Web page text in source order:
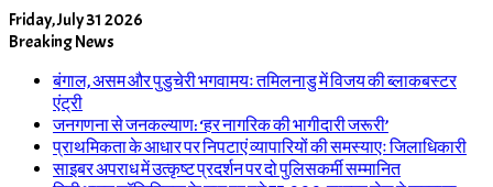
Friday, July 31 2026
Breaking News
बंगाल, असम और पुडुचेरी भगवामयः तमिलनाडु में विजय की ब्लाकबस्टर
एंट्री
जनगणना से जनकल्याण: ‘हर नागरिक की भागीदारी जरूरी’
प्राथमिकता के आधार पर निपटाएं व्यापारियों की समस्याएः जिलाधिकारी
साइबर अपराध में उत्कृष्ट प्रदर्शन पर दो पुलिसकर्मी सम्मानित